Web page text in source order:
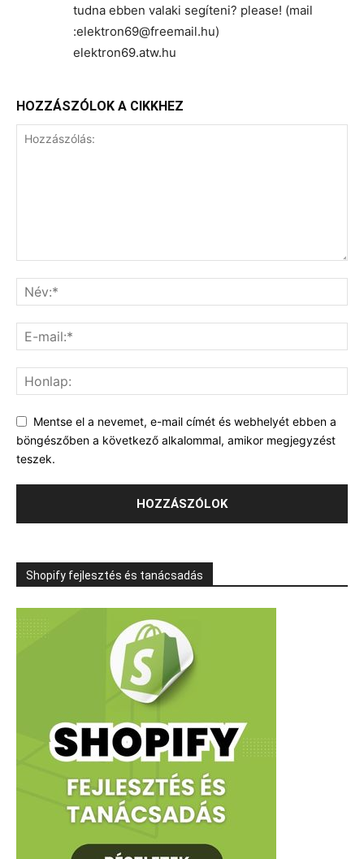
tudna ebben valaki segíteni? please! (mail
:elektron69@freemail.hu)
elektron69.atw.hu
HOZZÁSZÓLOK A CIKKHEZ
Mentse el a nevemet, e-mail címét és webhelyét ebben a
böngészőben a következő alkalommal, amikor megjegyzést
teszek.
Shopify fejlesztés és tanácsadás